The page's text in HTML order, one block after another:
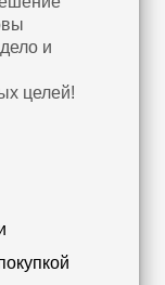
и
целей!